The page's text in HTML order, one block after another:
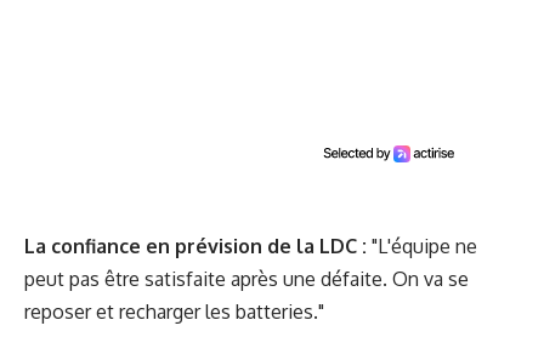
La confiance en prévision de la LDC : "L'équipe ne
peut pas être satisfaite après une défaite. On va se
reposer et recharger les batteries."